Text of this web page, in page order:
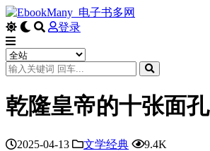
登录
乾隆皇帝的十张面孔
2025-04-13 文学经典 9.4K